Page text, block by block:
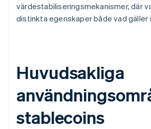
värdestabiliseringsmekanismer, där
distinkta egenskaper både vad gäller
Huvudsakliga
stablecoins